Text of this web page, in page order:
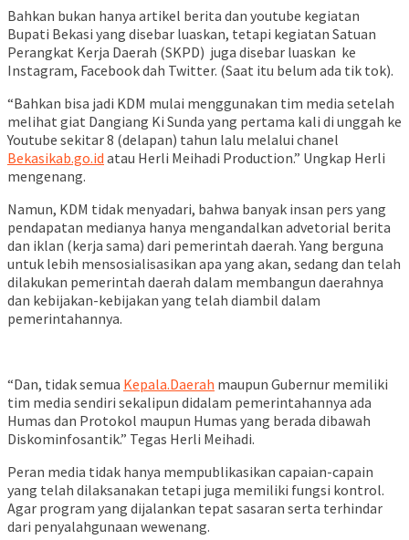
Bahkan bukan hanya artikel berita dan youtube kegiatan
Bupati Bekasi yang disebar luaskan, tetapi kegiatan Satuan
Perangkat Kerja Daerah (SKPD) juga disebar luaskan ke
Instagram, Facebook dah Twitter. (Saat itu belum ada tik tok).
“Bahkan bisa jadi KDM mulai menggunakan tim media setelah
melihat giat Dangiang Ki Sunda yang pertama kali di unggah ke
Youtube sekitar 8 (delapan) tahun lalu melalui chanel
Bekasikab.go.id atau Herli Meihadi Production.” Ungkap Herli
mengenang.
Namun, KDM tidak menyadari, bahwa banyak insan pers yang
pendapatan medianya hanya mengandalkan advetorial berita
dan iklan (kerja sama) dari pemerintah daerah. Yang berguna
untuk lebih mensosialisasikan apa yang akan, sedang dan telah
dilakukan pemerintah daerah dalam membangun daerahnya
dan kebijakan-kebijakan yang telah diambil dalam
pemerintahannya.
“Dan, tidak semua Kepala.Daerah maupun Gubernur memiliki
tim media sendiri sekalipun didalam pemerintahannya ada
Humas dan Protokol maupun Humas yang berada dibawah
Diskominfosantik.” Tegas Herli Meihadi.
Peran media tidak hanya mempublikasikan capaian-capain
yang telah dilaksanakan tetapi juga memiliki fungsi kontrol.
Agar program yang dijalankan tepat sasaran serta terhindar
dari penyalahgunaan wewenang.